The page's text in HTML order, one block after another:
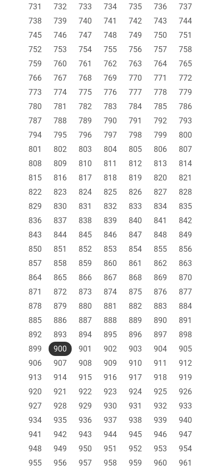
731
732 733 734 735 736
737
738
739 740 741 742 743
744
745
746 747 748 749 750
751
752
753 754 755 756 757
758
759
760 761 762 763 764
765
766
767 768 769 770 771
772
773
774 775 776 777 778
779
780
781 782 783 784 785
786
787
788 789 790 791 792
793
794
795 796 797 798 799
800
801
802 803 804 805 806
807
808
809 810 811 812 813
814
815
816 817 818 819 820
821
822
823 824 825 826 827
828
829
830 831 832 833 834
835
836
837 838 839 840 841
842
843
844 845 846 847 848
849
850
851 852 853 854 855
856
857
858 859 860 861 862
863
864
865 866 867 868 869
870
871
872 873 874 875 876
877
878
879 880 881 882 883
884
885
886 887 888 889 890
891
892
893 894 895 896 897
898
899
900 901 902 903 904
905
906
907 908 909 910 911
912
913
914 915 916 917 918
919
920
921 922 923 924 925
926
927
928 929 930 931 932
933
934
935 936 937 938 939
940
941
942 943 944 945 946
947
948
949 950 951 952 953
954
955
956 957 958 959 960
961